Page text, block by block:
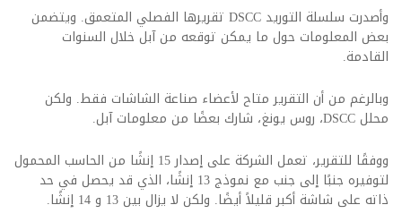
وأصدرت سلسلة التوريد DSCC تقريرها الفصلي المتعمق. ويتضمن
بعض المعلومات حول ما يمكن توقعه من آبل خلال السنوات
القادمة.
وبالرغم من أن التقرير متاح لأعضاء صناعة الشاشات فقط. ولكن
محلل DSCC، روس يونغ، شارك بعضًا من معلومات آبل.
ووفقًا للتقرير، تعمل الشركة على إصدار 15 إنشًا من الحاسب المحمول
لتوفيره جنبًا إلى جنب مع نموذج 13 إنشًا، الذي قد يحصل في حد
ذاته على شاشة أكبر قليلاً أيضًا. ولكن لا يزال بين 13 و 14 إنشًا.